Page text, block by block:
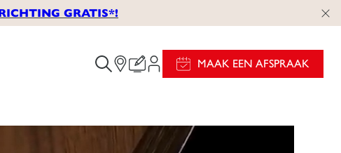
GRATIS*!
MAAK EEN AFSPRAAK